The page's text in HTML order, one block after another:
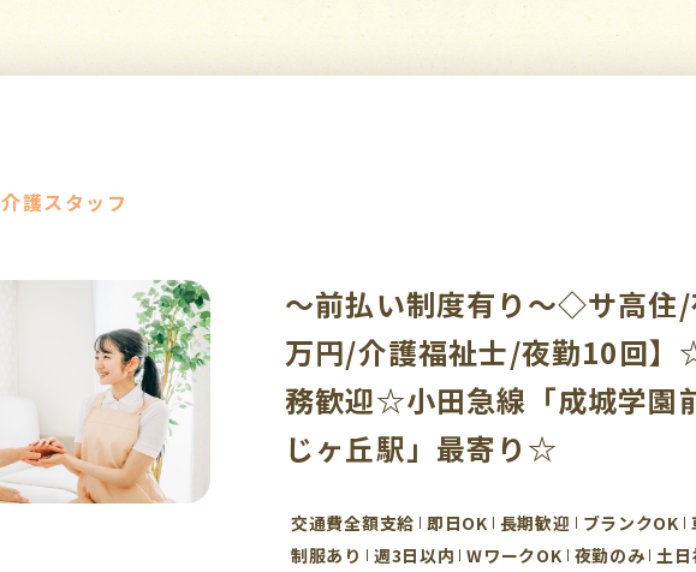
介護スタッフ
～前払い制度有り～◇サ高
万円/介護福祉士/夜勤10回
務歓迎☆小田急線「成城学園
じヶ丘駅」最寄り☆
交通費全額支給 即日OK 長期歓迎 ブランクOK
制服あり
週3日以内 WワークOK 夜勤のみ 土